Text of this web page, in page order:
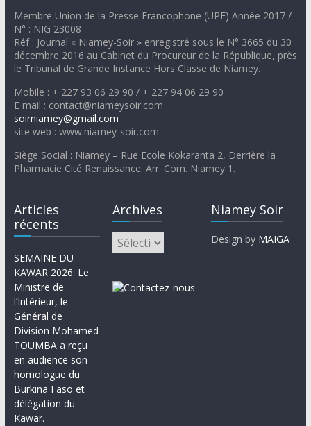
Membre Union de la Presse Francophone (UPF) Année 2017 /
N° : NIG 23008
Réf : Journal « Niamey-Soir » enregistré sous le N° 3665 du 30
décembre 2016 au Cabinet du Procureur de la République, près
le Tribunal de Grande Instance Hors Classe de Niamey.
Mobile : + 227 93 06 29 90 / + 227 94 06 29 90
E mail : contact@niameysoir.com
soirniamey@gmail.com
site web : www.niamey-soir.com
Siège Social : Niamey – Rue Ecole Kokaranta 2, Derrière la
Pharmacie Cité Renaissance. Arr. Com. Niamey 1.
Articles
récents
SEMAINE DU
KAWAR 2026: Le
Ministre de
l’Intérieur, le
Général de
Division Mohamed
TOUMBA a reçu
en audience son
homologue du
Burkina Faso et
délégation du
Kawar.
Archives Niamey Soir
Design by MAIGA